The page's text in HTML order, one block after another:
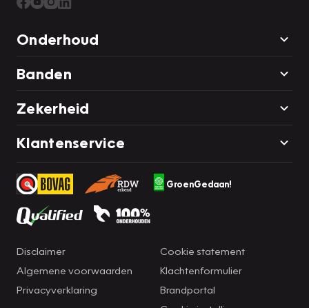
Onderhoud
Banden
Zekerheid
Klantenservice
GroenGedaan!
Disclaimer
Algemene voorwaarden
Privacyverklaring
Cookie statement
Klachtenformulier
Brandportal